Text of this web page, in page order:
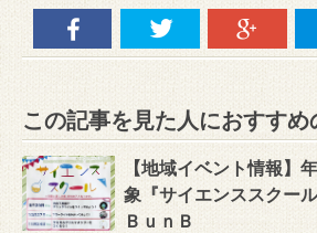
この記事を見た人におすすめ
【地域イベント情報】
象『サイエンススクー
ＢｕｎＢ